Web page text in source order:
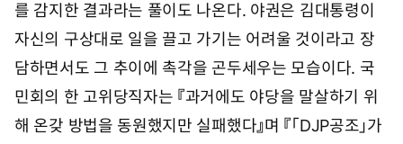
를 감지한 결과라는 풀이도 나온다. 야권은 김대통령이
자신의 구상대로 일을 끌고 가기는 어려울 것이라고 장
담하면서도 그 추이에 촉각을 곤두세우는 모습이다. 국
민회의 한 고위당직자는 『과거에도 야당을 말살하기 위
해 온갖 방법을 동원했지만 실패했다』며 『「DJP공조」가